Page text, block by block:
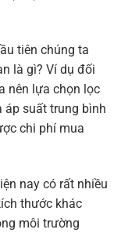
tiên chúng ta
là gì? Ví dụ đối
nên lựa chọn lọc
áp suất trung bình
chi phí mua
nay có rất nhiều
thước khác
môi trường